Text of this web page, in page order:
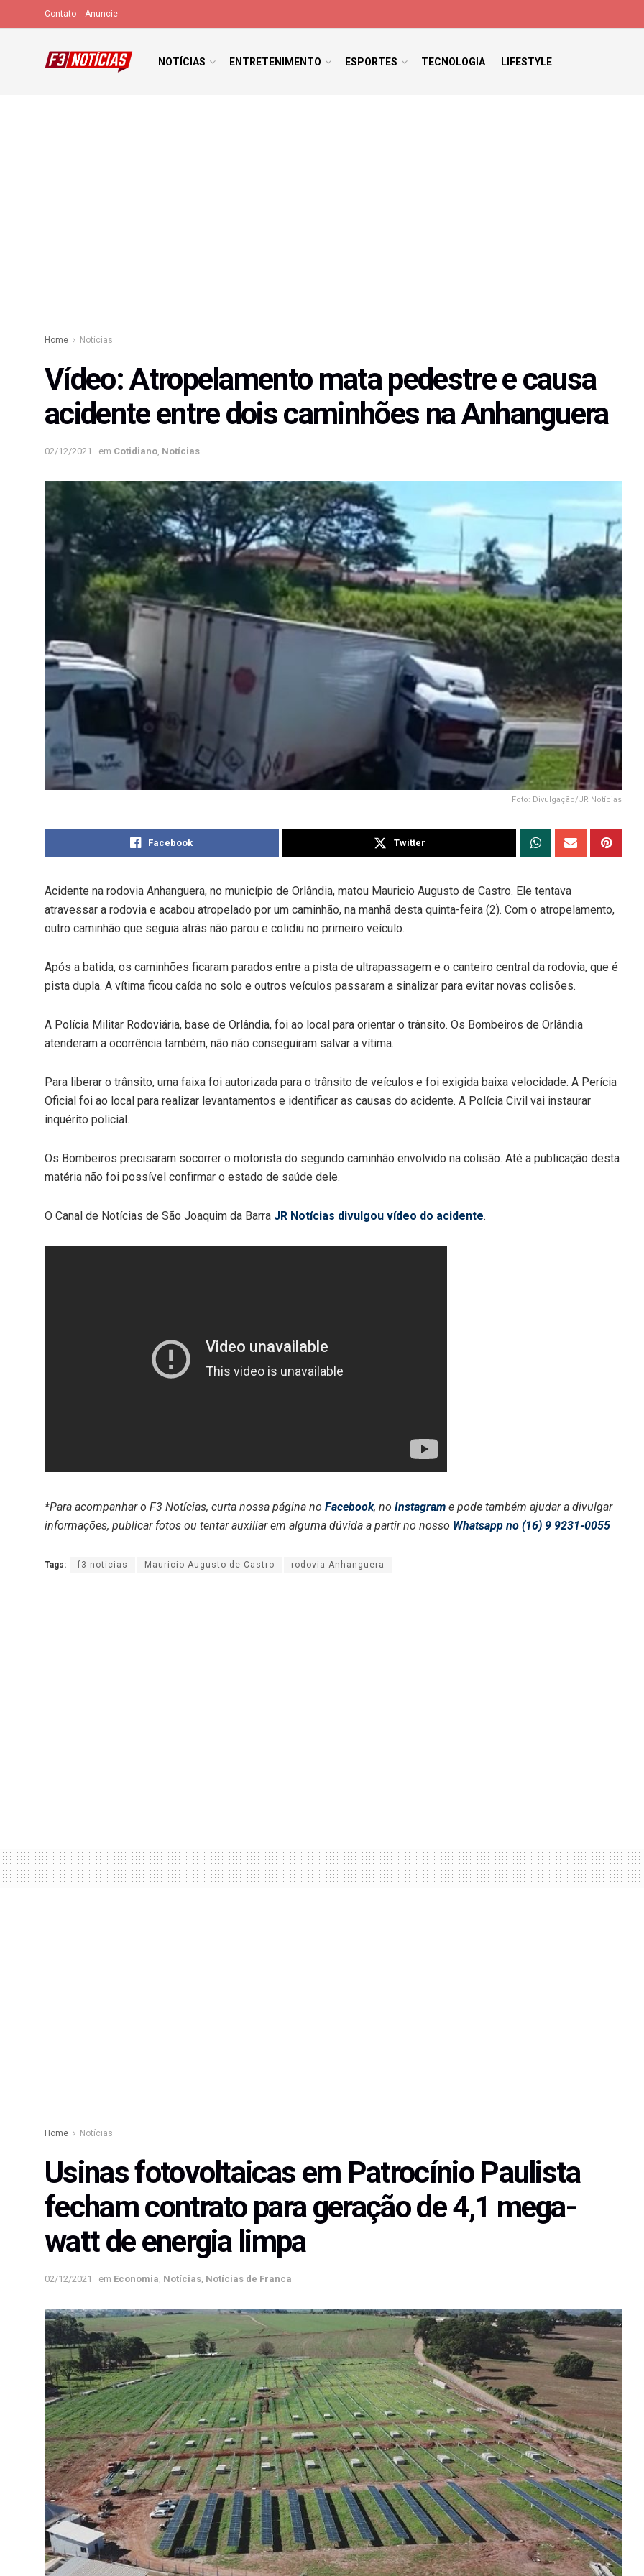
Contato Anuncie
NOTÍCIAS ENTRETENIMENTO ESPORTES TECNOLOGIA LIFESTYLE
Home Notícias
Vídeo: Atropelamento mata pedestre e causa
acidente entre dois caminhões na Anhanguera
02/12/2021 em Cotidiano Notícias
Foto: Divulgação/JR Notícias
Facebook Twitter
Acidente na rodovia Anhanguera, no município de Orlândia, matou Mauricio Augusto de Castro. Ele tentava
atravessar a rodovia e acabou atropelado por um caminhão, na manhã desta quinta-feira (2). Com o atropelamento,
outro caminhão que seguia atrás não parou e colidiu no primeiro veículo.
Após a batida, os caminhões ficaram parados entre a pista de ultrapassagem e o canteiro central da rodovia, que é
pista dupla. A vítima ficou caída no solo e outros veículos passaram a sinalizar para evitar novas colisões.
A Polícia Militar Rodoviária, base de Orlândia, foi ao local para orientar o trânsito. Os Bombeiros de Orlândia
atenderam a ocorrência também, não não conseguiram salvar a vítima.
Para liberar o trânsito, uma faixa foi autorizada para o trânsito de veículos e foi exigida baixa velocidade. A Perícia
Oficial foi ao local para realizar levantamentos e identificar as causas do acidente. A Polícia Civil vai instaurar
inquérito policial.
Os Bombeiros precisaram socorrer o motorista do segundo caminhão envolvido na colisão. Até a publicação desta
matéria não foi possível confirmar o estado de saúde dele.
O Canal de Notícias de São Joaquim da Barra JR Notícias divulgou vídeo do acidente.
*Para acompanhar o F3 Notícias, curta nossa página no Facebook, no Instagram e pode também ajudar a divulgar
informações, publicar fotos ou tentar auxiliar em alguma dúvida a partir no nosso Whatsapp no (16) 9 9231-0055
Tags: f3 noticias Mauricio Augusto de Castro rodovia Anhanguera
Home Notícias
Usinas fotovoltaicas em Patrocínio Paulista
fecham contrato para geração de 4,1 mega-
watt de energia limpa
02/12/2021 em Economia Notícias Notícias de Franca